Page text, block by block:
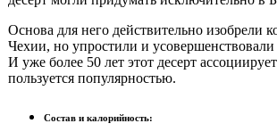
Основа для него действительно изобрели
Чехии, но упростили и
И уже более 50 лет этот десерт
пользуется популярностью.
Состав и калорийность: